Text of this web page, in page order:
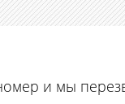
и мы